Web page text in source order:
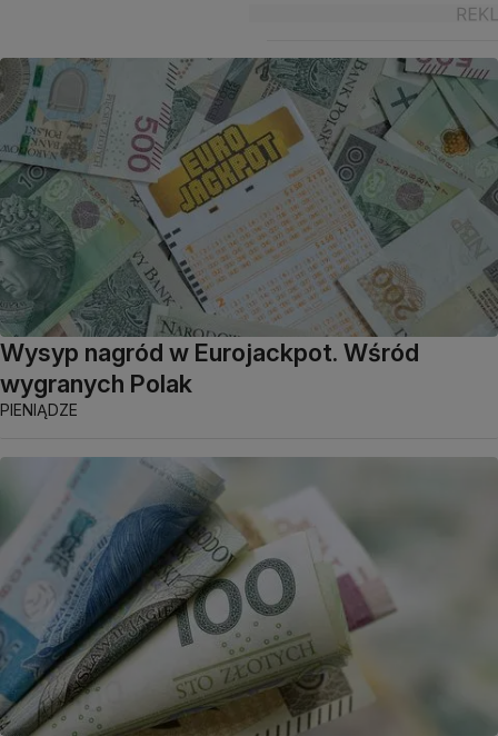
Wysyp nagród w Eurojackpot. Wśród
wygranych Polak
PIENIĄDZE